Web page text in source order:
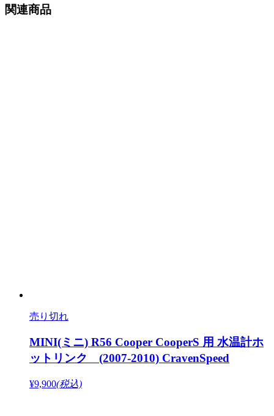
関連商品
売り切れ
MINI(ミニ) R56 Cooper CooperS 用 水温計ホ
ットリンク (2007-2010) CravenSpeed
¥9,900(税込)